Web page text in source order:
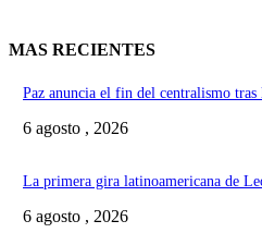
MAS RECIENTES
Paz anuncia el fin del centralismo
6 agosto , 2026
La primera gira latinoamericana de
6 agosto , 2026